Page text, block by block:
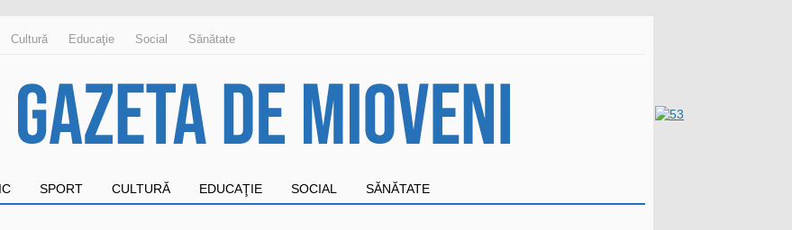
Cultură Educaţie Social Sănătate
SPORT CULTURĂ EDUCAŢIE SOCIAL SĂNĂTATE